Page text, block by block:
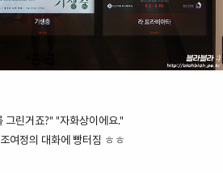
그린거죠?" "자화상이에요."
여정의 대화에 빵터짐 ㅎㅎ